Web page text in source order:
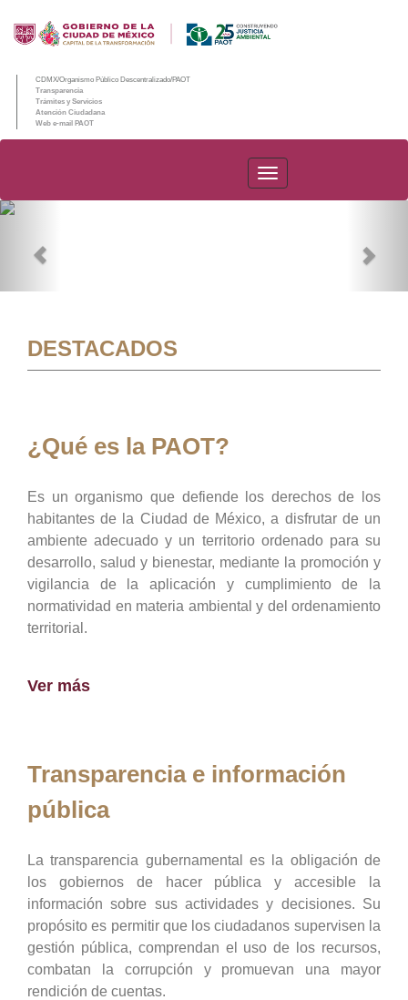
CDMX/Organismo Público Descentralizado/PAOT
Transparencia
Trámites y Servicios
Atención Ciudadana
Web e-mail PAOT
PAOT
DESTACADOS
¿Qué es la PAOT?
Es un organismo que defiende los derechos de los
habitantes de la Ciudad de México, a disfrutar de un
ambiente adecuado y un territorio ordenado para su
desarrollo, salud y bienestar, mediante la promoción y
vigilancia de la aplicación y cumplimiento de la
normatividad en materia ambiental y del ordenamiento
territorial.
Ver más
Transparencia e información
pública
La transparencia gubernamental es la obligación de
los gobiernos de hacer pública y accesible la
información sobre sus actividades y decisiones. Su
propósito es permitir que los ciudadanos supervisen la
gestión pública, comprendan el uso de los recursos,
combatan la corrupción y promuevan una mayor
rendición de cuentas.